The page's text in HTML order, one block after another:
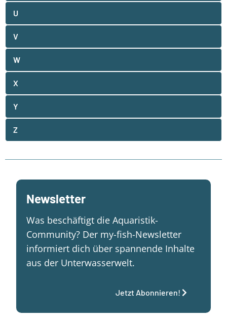
U
V
W
X
Y
Z
Newsletter
Was beschäftigt die Aquaristik-
Community? Der my-fish-Newsletter
informiert dich über spannende Inhalte
aus der Unterwasserwelt.
Jetzt Abonnieren!